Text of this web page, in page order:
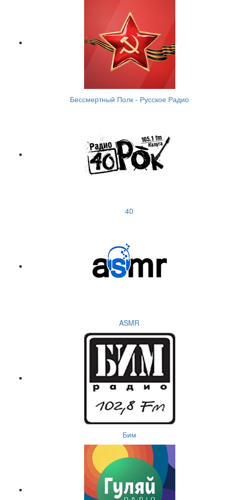
Бессмертный Полк - Русское Радио
40
ASMR
Бим